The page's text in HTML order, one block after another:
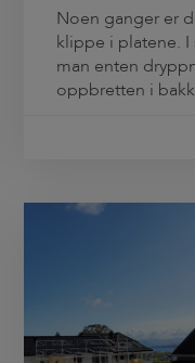
Noen ganger er
klippe i platene.
man enten
oppbretten i
platens
og kontrollert,